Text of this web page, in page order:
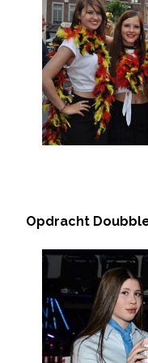
Opdracht